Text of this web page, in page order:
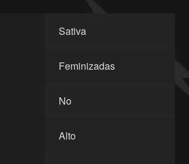
Sativa
Feminizadas
No
Alto